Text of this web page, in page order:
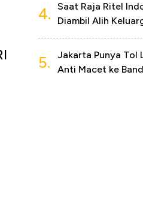
4.
Saat Raja Ritel
Diambil Alih
5.
Jakarta Punya Tol
Anti Macet ke